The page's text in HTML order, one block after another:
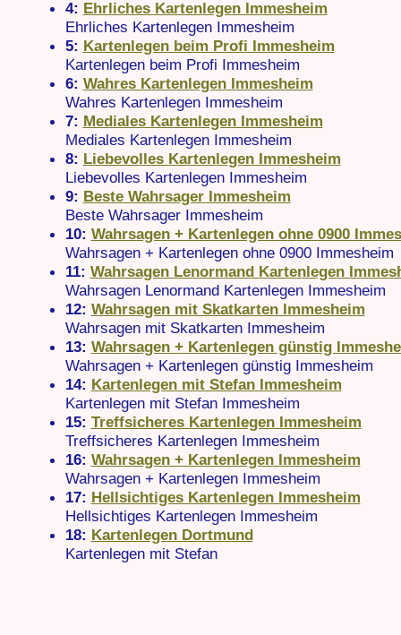
4: Ehrliches Kartenlegen Immesheim
Ehrliches Kartenlegen Immesheim
5: Kartenlegen beim Profi Immesheim
Kartenlegen beim Profi Immesheim
6: Wahres Kartenlegen Immesheim
Wahres Kartenlegen Immesheim
7: Mediales Kartenlegen Immesheim
Mediales Kartenlegen Immesheim
8: Liebevolles Kartenlegen Immesheim
Liebevolles Kartenlegen Immesheim
9: Beste Wahrsager Immesheim
Beste Wahrsager Immesheim
10: Wahrsagen + Kartenlegen ohne 0900
Wahrsagen + Kartenlegen ohne 0900 Immesheim
11: Wahrsagen Lenormand Kartenlegen
Wahrsagen Lenormand Kartenlegen Immesheim
12: Wahrsagen mit Skatkarten Immesheim
Wahrsagen mit Skatkarten Immesheim
13: Wahrsagen + Kartenlegen günstig
Wahrsagen + Kartenlegen günstig Immesheim
14: Kartenlegen mit Stefan Immesheim
Kartenlegen mit Stefan Immesheim
15: Treffsicheres Kartenlegen Immesheim
Treffsicheres Kartenlegen Immesheim
16: Wahrsagen + Kartenlegen Immesheim
Wahrsagen + Kartenlegen Immesheim
17: Hellsichtiges Kartenlegen Immesheim
Hellsichtiges Kartenlegen Immesheim
18: Kartenlegen Dortmund
Kartenlegen mit Stefan